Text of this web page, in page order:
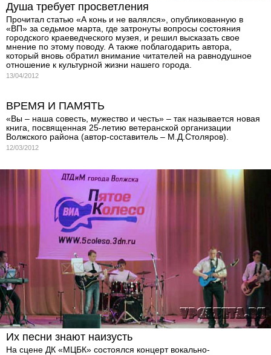
Душа требует просветления
Прочитал статью «А конь и не валялся», опубликованную в
«ВП» за седьмое марта, где затронуты вопросы состояния
городского краеведческого музея, и решил высказать свое
мнение по этому поводу. А также поблагодарить автора,
который вновь обратил внимание читателей на равнодушное
отношение к культурной жизни нашего города.
13/04/2012
ВРЕМЯ И ПАМЯТЬ
«Вы – наша совесть, мужество и честь» – так называется новая
книга, посвященная 25-летию ветеранской организации
Волжского района (автор-составитель – М.Д.Столяров).
12/03/2012
Их песни знают наизусть
На сцене ДК «МЦБК» состоялся концерт вокально-